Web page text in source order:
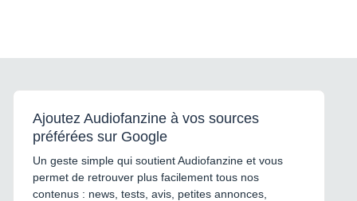
Ajoutez Audiofanzine à vos sources
préférées sur Google
Un geste simple qui soutient Audiofanzine et vous
permet de retrouver plus facilement tous nos
contenus : news, tests, avis, petites annonces,